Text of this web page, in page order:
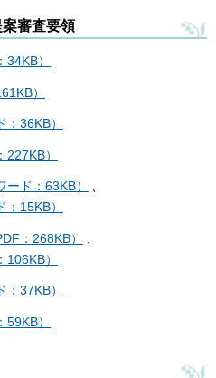
審査要領
）
）
：36KB）
227KB）
ード：63KB）
、
15KB）
：268KB）
）
37KB）
）